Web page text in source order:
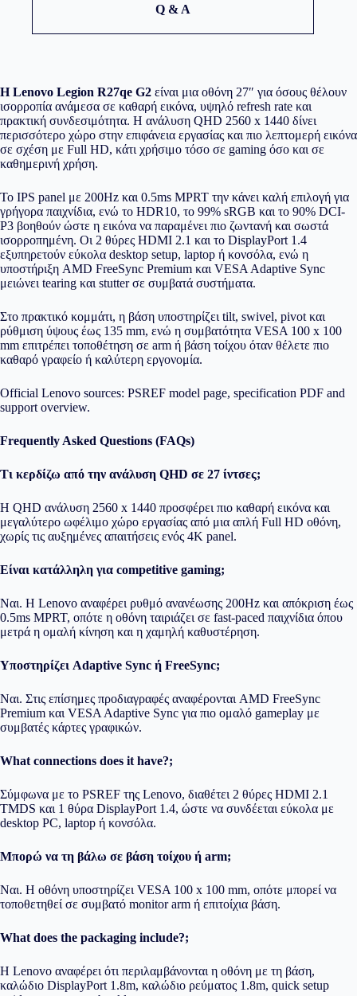
Q & A
Η Lenovo Legion R27qe G2 είναι μια οθόνη 27″ για όσους θέλουν
ισορροπία ανάμεσα σε καθαρή εικόνα, υψηλό refresh rate και
πρακτική συνδεσιμότητα. Η ανάλυση QHD 2560 x 1440 δίνει
περισσότερο χώρο στην επιφάνεια εργασίας και πιο λεπτομερή εικόνα
σε σχέση με Full HD, κάτι χρήσιμο τόσο σε gaming όσο και σε
καθημερινή χρήση.
Το IPS panel με 200Hz και 0.5ms MPRT την κάνει καλή επιλογή για
γρήγορα παιχνίδια, ενώ το HDR10, το 99% sRGB και το 90% DCI-
P3 βοηθούν ώστε η εικόνα να παραμένει πιο ζωντανή και σωστά
ισορροπημένη. Οι 2 θύρες HDMI 2.1 και το DisplayPort 1.4
εξυπηρετούν εύκολα desktop setup, laptop ή κονσόλα, ενώ η
υποστήριξη AMD FreeSync Premium και VESA Adaptive Sync
μειώνει tearing και stutter σε συμβατά συστήματα.
Στο πρακτικό κομμάτι, η βάση υποστηρίζει tilt, swivel, pivot και
ρύθμιση ύψους έως 135 mm, ενώ η συμβατότητα VESA 100 x 100
mm επιτρέπει τοποθέτηση σε arm ή βάση τοίχου όταν θέλετε πιο
καθαρό γραφείο ή καλύτερη εργονομία.
Official Lenovo sources: PSREF model page, specification PDF and
support overview.
Frequently Asked Questions (FAQs)
Τι κερδίζω από την ανάλυση QHD σε 27 ίντσες;
Η QHD ανάλυση 2560 x 1440 προσφέρει πιο καθαρή εικόνα και
μεγαλύτερο ωφέλιμο χώρο εργασίας από μια απλή Full HD οθόνη,
χωρίς τις αυξημένες απαιτήσεις ενός 4K panel.
Είναι κατάλληλη για competitive gaming;
Ναι. Η Lenovo αναφέρει ρυθμό ανανέωσης 200Hz και απόκριση έως
0.5ms MPRT, οπότε η οθόνη ταιριάζει σε fast-paced παιχνίδια όπου
μετρά η ομαλή κίνηση και η χαμηλή καθυστέρηση.
Υποστηρίζει Adaptive Sync ή FreeSync;
Ναι. Στις επίσημες προδιαγραφές αναφέρονται AMD FreeSync
Premium και VESA Adaptive Sync για πιο ομαλό gameplay με
συμβατές κάρτες γραφικών.
What connections does it have?;
Σύμφωνα με το PSREF της Lenovo, διαθέτει 2 θύρες HDMI 2.1
TMDS και 1 θύρα DisplayPort 1.4, ώστε να συνδέεται εύκολα με
desktop PC, laptop ή κονσόλα.
Μπορώ να τη βάλω σε βάση τοίχου ή arm;
Ναι. Η οθόνη υποστηρίζει VESA 100 x 100 mm, οπότε μπορεί να
τοποθετηθεί σε συμβατό monitor arm ή επιτοίχια βάση.
What does the packaging include?;
Η Lenovo αναφέρει ότι περιλαμβάνονται η οθόνη με τη βάση,
καλώδιο DisplayPort 1.8m, καλώδιο ρεύματος 1.8m, quick setup